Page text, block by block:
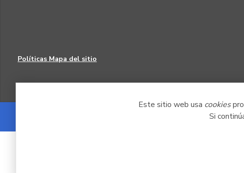
Este sitio web usa cookies
Si
Políticas Mapa del sitio